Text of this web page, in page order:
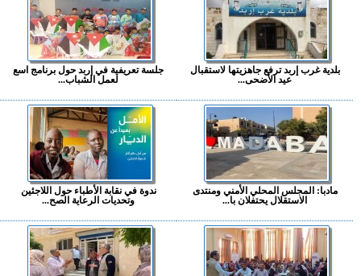
بلدية غرب إربد ترفع جاهزيتها لاستقبال
عيد الأضحى...
جلسة تعريفية في إربد حول برنامج اسع
لعمل الشباب...
مادبا: المجلس المحلي الأمني ومنتدى
الاستقلال يحتفلان با...
ندوة في نقابة الأطباء حول اللاجئين
وتحديات الرعاية الصح...